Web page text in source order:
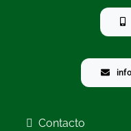
Contacto